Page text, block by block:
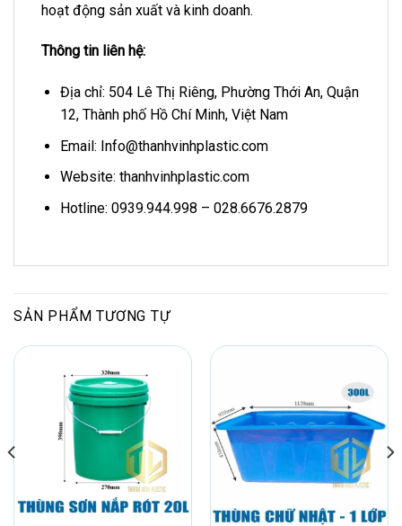
hoạt động sản xuất và kinh doanh.
Thông tin liên hệ:
Địa chỉ: 504 Lê Thị Riêng, Phường Thới An, Quận
12, Thành phố Hồ Chí Minh, Việt Nam
Email: Info@thanhvinhplastic.com
Website: thanhvinhplastic.com
Hotline: 0939.944.998 – 028.6676.2879
SẢN PHẨM TƯƠNG TỰ